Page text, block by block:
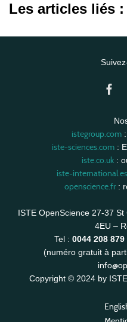
Les articles liés :
istegroup.com:
iste-sciences.com:
iste.co.uk :
iste-international.es
openscience.fr:
ISTE OpenScience 27-37
4EU –
Tel : 0044 208 879
(numéro gratuit à
Copyright © 2024 by